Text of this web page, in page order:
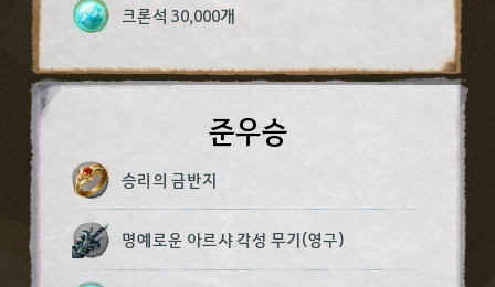
크론석 30,000개​
준우승​
승리의 금반지​
명예로운 아르샤 각성 무기(영구)​